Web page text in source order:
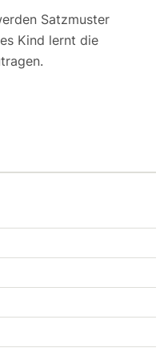
Satzmuster
Kind lernt die